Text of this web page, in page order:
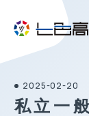
2025-02-20
私立一